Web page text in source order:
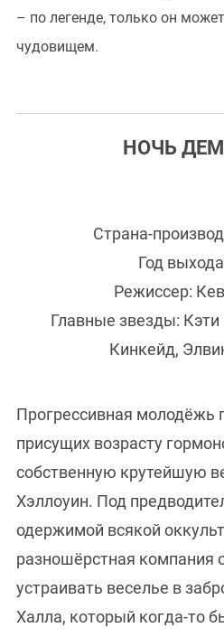
– по легенде, только он
чудовищем.
НОЧЬ
Страна-
Год
Режиссер:
Главные звезды:
Кинкейд,
Прогрессивная молодёжь
присущих возрасту
собственную крутейшую
Хэллоуин. Под
одержимой всякой
разношёрстная компания
устраивать веселье в
Халла, который когда-то